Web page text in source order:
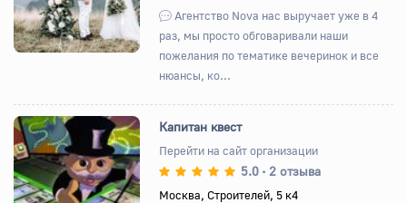
Агентство Nova нас выручает уже в 4
раз, мы просто обговаривали наши
пожелания по тематике вечеринок и все
нюансы, ко...
Назад Вперед
Капитан квест
Перейти на сайт организации
5.0 • 2 отзыва
Москва, Строителей, 5 к4